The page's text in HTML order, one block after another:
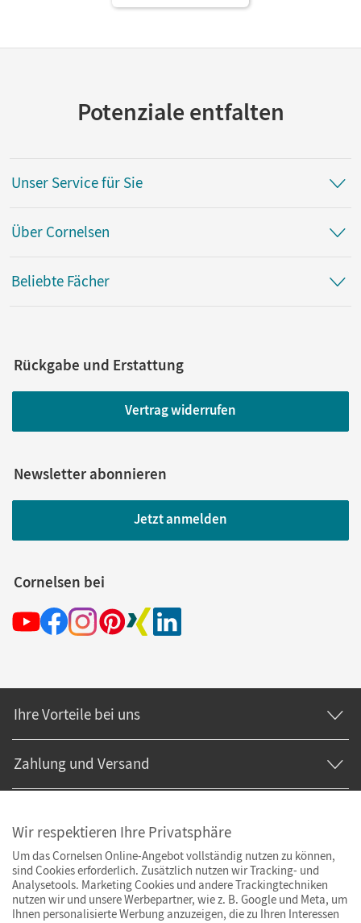
Potenziale entfalten
Unser Service für Sie
Über Cornelsen
Beliebte Fächer
Rückgabe und Erstattung
Vertrag widerrufen
Newsletter abonnieren
Jetzt anmelden
Cornelsen bei
Ihre Vorteile bei uns
Zahlung und Versand
Wir respektieren Ihre Privatsphäre
Um das Cornelsen Online-Angebot vollständig nutzen zu können,
sind Cookies erforderlich. Zusätzlich nutzen wir Tracking- und
Analysetools. Marketing Cookies und andere Trackingtechniken
nutzen wir und unsere Werbepartner, wie z. B. Google und Meta, um
Ihnen personalisierte Werbung anzuzeigen, die zu Ihren Interessen